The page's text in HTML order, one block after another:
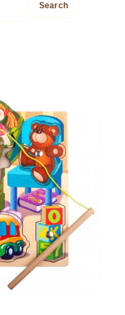
Search